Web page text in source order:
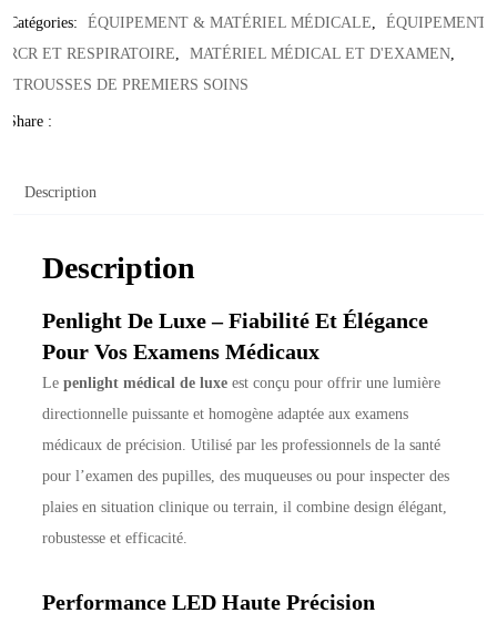
Catégories: ÉQUIPEMENT & MATÉRIEL MÉDICALE
ÉQUIPEMENT
RCR ET RESPIRATOIRE
MATÉRIEL MÉDICAL ET D'EXAMEN
TROUSSES DE PREMIERS SOINS
Share :
Description
Description
Penlight De Luxe – Fiabilité Et Élégance
Pour Vos Examens Médicaux
Lepenlight médical de luxe est conçu pour offrir une lumière
directionnelle puissante et homogène adaptée aux examens
médicaux de précision. Utilisé par les professionnels de la santé
pour l’examen des pupilles, des muqueuses ou pour inspecter des
plaies en situation clinique ou terrain, il combine design élégant,
robustesse et efficacité.
Performance LED Haute Précision